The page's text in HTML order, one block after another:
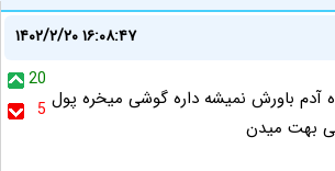
۱۴۰۲/۲/۲۰ ۱۶:۰۸:۴۷
20
5 آدم باورش نمیشه داره گوشی میخره پول
بهت میدن